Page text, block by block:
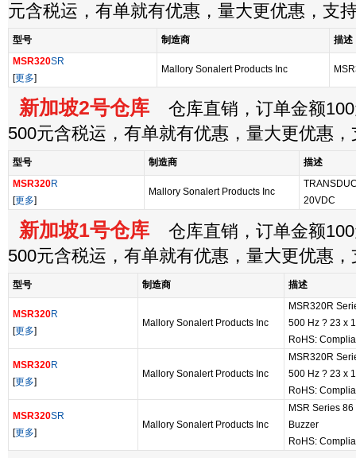
元含税运，有单就有优惠，量大更优惠，支
型号 制造商
描述
MSR320SR
[更多]
Mallory Sonalert Products Inc
新加坡2号仓库 仓库直销，订单金额
500元含税运，有单就有优惠，量大更优惠
型号 制造商
描述
MSR320R
[更多]
Mallory Sonalert Products Inc
20VDC
新加坡1号仓库 仓库直销，订单金额
500元含税运，有单就有优惠，量大更优惠
型号 制造商 描述
MSR320R
[更多]
Mallory Sonalert Products Inc
MSR320R
500 Hz ? 23 x
RoHS:
MSR320R
[更多]
Mallory Sonalert Products Inc
MSR320R
500 Hz ? 23 x
RoHS:
MSR320SR
[更多]
Mallory Sonalert Products Inc
MSR Series
Buzzer
RoHS: